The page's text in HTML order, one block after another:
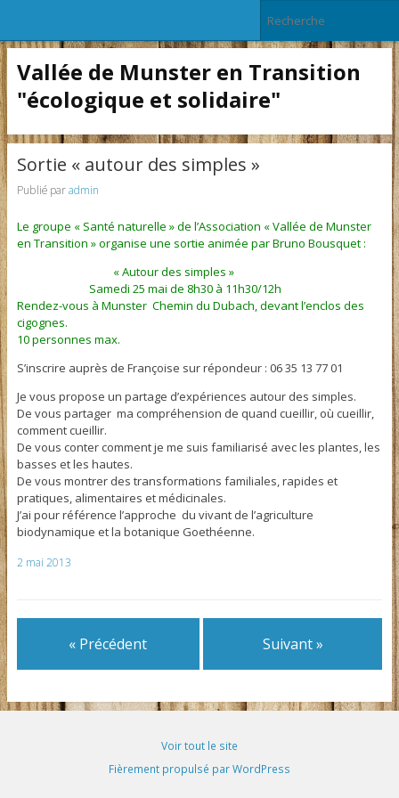
Vallée de Munster en Transition
"écologique et solidaire"
Sortie « autour des simples »
Publié paradmin
Le groupe « Santé naturelle » de l’Association « Vallée de Munster
en Transition » organise une sortie animée par Bruno Bousquet :
« Autour des simples »
Samedi 25 mai de 8h30 à 11h30/12h
Rendez-vous à Munster Chemin du Dubach, devant l’enclos des
cigognes.
10 personnes max.
S’inscrire auprès de Françoise sur répondeur : 06 35 13 77 01
Je vous propose un partage d’expériences autour des simples.
De vous partager ma compréhension de quand cueillir, où cueillir,
comment cueillir.
De vous conter comment je me suis familiarisé avec les plantes, les
basses et les hautes.
De vous montrer des transformations familiales, rapides et
pratiques, alimentaires et médicinales.
J’ai pour référence l’approche du vivant de l’agriculture
biodynamique et la botanique Goethéenne.
2 mai 2013
« Précédent Suivant »
Voir tout le site
Fièrement propulsé par WordPress